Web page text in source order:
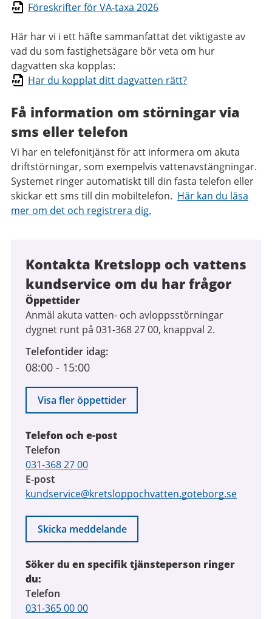
Föreskrifter för VA-taxa 2026
Här har vi i ett häfte sammanfattat det viktigaste av
vad du som fastighetsägare bör veta om hur
dagvatten ska kopplas:
Har du kopplat ditt dagvatten rätt?
Få information om störningar via
sms eller telefon
Vi har en telefonitjänst för att informera om akuta
driftstörningar, som exempelvis vattenavstängningar.
Systemet ringer automatiskt till din fasta telefon eller
skickar ett sms till din mobiltelefon. Här kan du läsa
mer om det och registrera dig.
Kontakta Kretslopp och vattens
kundservice om du har frågor
Öppettider
Anmäl akuta vatten- och avloppsstörningar
dygnet runt på 031-368 27 00, knappval 2.
Telefontider idag
08:00 - 15:00
Visa fler öppettider
Telefon och e-post
Telefon
031-368 27 00
E-post
kundservice@kretsloppochvatten.goteborg.se
Skicka meddelande
Söker du en specifik tjänsteperson ringer
du:
Telefon
031-365 00 00